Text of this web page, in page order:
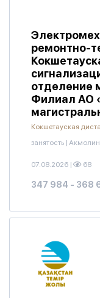
ремонтно-
отделение
Филиал АО
Кокшетауская
занятость |
07.08.2026 | 68
347 984 - 368